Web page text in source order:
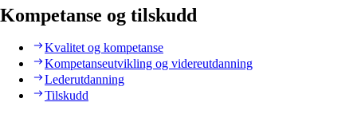
Kompetanse og tilskudd
Kvalitet og kompetanse
Kompetanseutvikling og videreutdanning
Lederutdanning
Tilskudd